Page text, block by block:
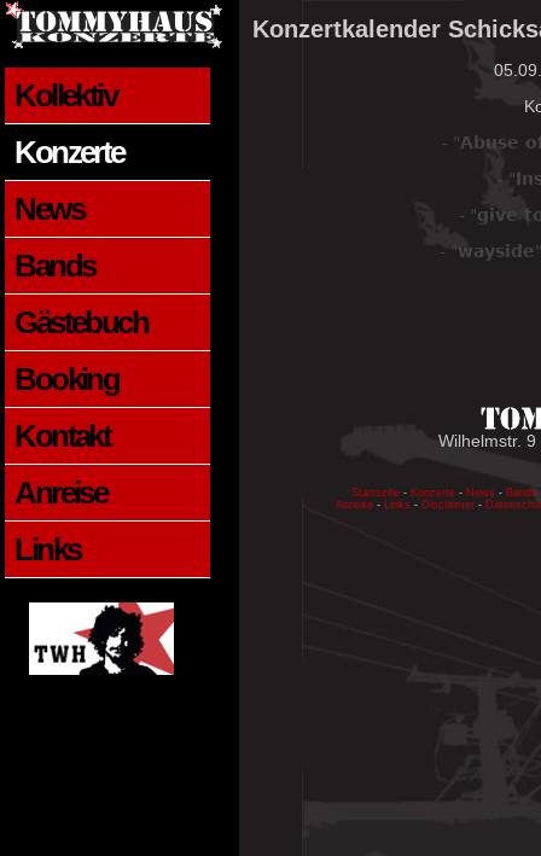
Kollektiv
Konzerte
News
Bands
Gästebuch
Booking
Kontakt
Anreise
Links
Konzertkalender
- "Abuse
- "
- "give
- "wayside
Wilhelmstr.
Startseite - Konzerte - News - Bands
Anreise - Links - Disclaimer -